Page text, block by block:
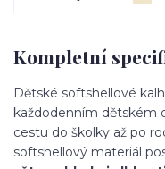
Kompletní
Dětské softshellové
každodenním dětském
cestu do školky až po
softshellový materiál